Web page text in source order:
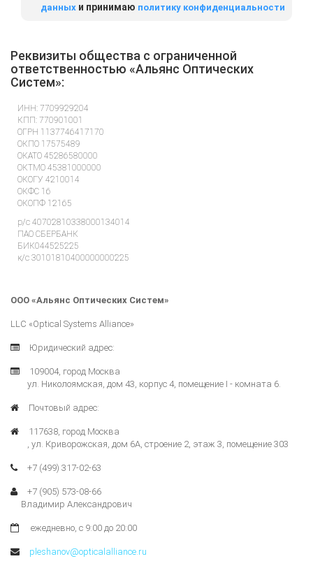
данных и принимаю политику конфиденциальности
Реквизиты общества с ограниченной
ответственностью «Альянс Оптических
Систем»:
ИНН: 7709929204
КПП: 770901001
ОГРН 1137746417170
ОКПО 17575489
ОКАТО 45286580000
ОКТМО 45381000000
ОКОГУ 4210014
ОКФС 16
ОКОПФ 12165
р/с 40702810338000134014
ПАО СБЕРБАНК
БИК044525225
к/с 30101810400000000225
ООО «Альянс Оптических Систем»
LLC «Optical Systems Alliance»
Юридический адрес:
109004, город Москва
ул. Николоямская, дом 43, корпус 4, помещение I - комната 6.
Почтовый адрес:
117638, город Москва
, ул. Криворожская, дом 6А, строение 2, этаж 3, помещение 303
+7 (499) 317-02-63
+7 (905) 573-08-66
Владимир Александрович
ежедневно, с 9:00 до 20:00
pleshanov@opticalalliance.ru